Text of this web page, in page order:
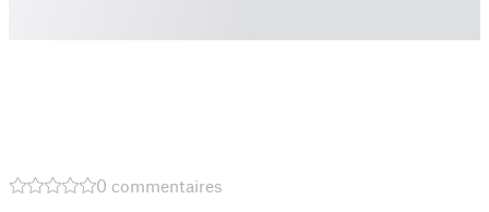
0 commentaires